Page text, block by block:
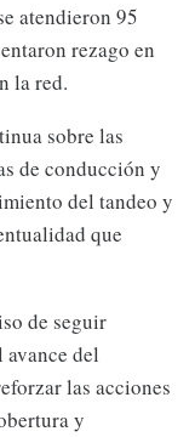
atendieron 95
rezago en
la red.
sobre las
de conducción y
del tandeo y
que
de seguir
del
las acciones
y